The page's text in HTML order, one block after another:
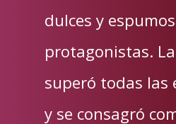
dulces y
protagonistas.
superó todas las
y se consagró